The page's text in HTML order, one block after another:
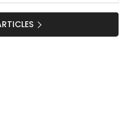
بخیہ ٹھیک کرنے کا طریقہ